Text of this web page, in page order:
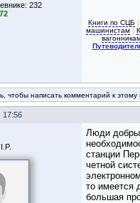
232
Книги по СЦБ |
машинистам |
чтобы написать комментарий к
17:56
Люди
станции
четной
то имеется
большая